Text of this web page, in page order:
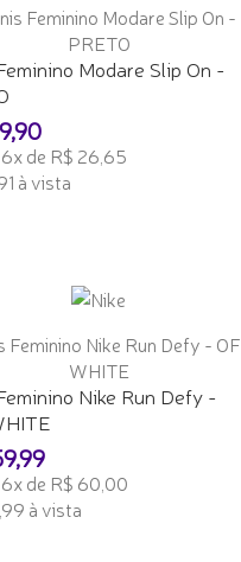
Modare Slip On -
de R$ 26,65
à vista
Nike Run Defy -
de R$ 60,00
à vista